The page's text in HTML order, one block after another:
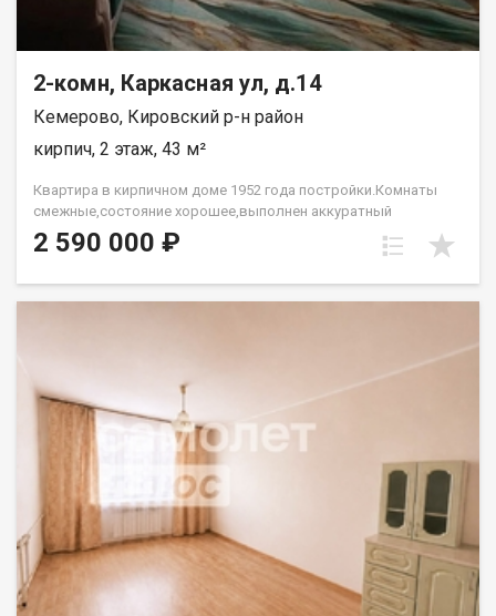
2-комн, Каркасная ул, д.14
Кемерово, Кировский р-н район
кирпич, 2 этаж, 43 м²
Квартира в кирпичном доме 1952 года постройки.Комнаты
смежные,состояние хорошее,выполнен аккуратный
ремонт,установлены стеклопакеты, натяжные
потолки,линолеум,обои. в с/у кафель. окна во двор.Рядом
2 590 000 ₽